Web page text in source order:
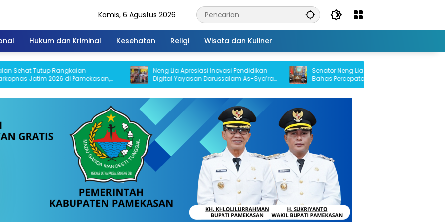
Kamis, 6 Agustus 2026
Hukum dan Kriminal Kesehatan Religi Wisata dan Kuliner
Tutup Rangkaian
2026 di Pamekasan,
Peserta dan Banjir Doorprize
Neng Lia Apresiasi Inovasi Pendidikan
Digital Yayasan Darussalam As-Sya’rani
Pamekasan
Senator Neng Lia dan Bupati Pamekasan
Bahas Percepatan Program Pusat, Fokus
Pendidikan, Kesehatan, dan Pertanian